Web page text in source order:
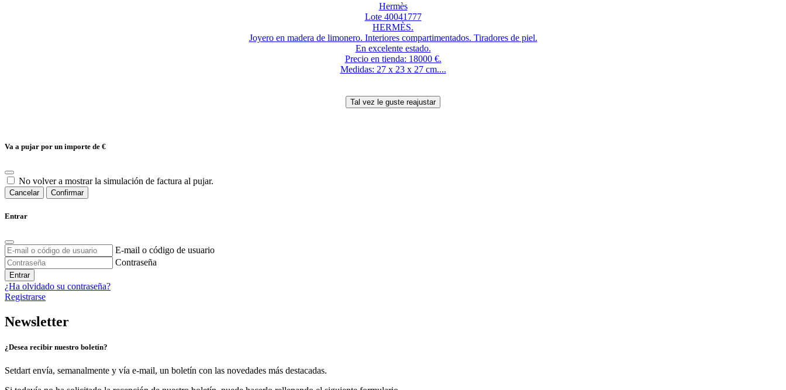
Hermès
Lote 40041777
HERMÈS.
Joyero en madera de limonero. Interiores compartimentados. Tiradores de piel.
En excelente estado.
Precio en tienda: 18000 €.
Medidas: 27 x 23 x 27 cm....
Va a pujar por un importe de €
No volver a mostrar la simulación de factura al pujar.
Cancelar Confirmar
Entrar
E-mail o código de usuario
Contraseña
Entrar
¿Ha olvidado su contraseña?
Registrarse
Newsletter
¿Desea recibir nuestro boletín?
Setdart envía, semanalmente y vía e-mail, un boletín con las novedades más destacadas.